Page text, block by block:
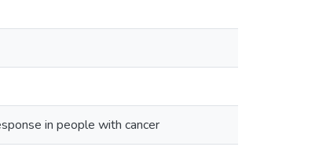
in people with cancer